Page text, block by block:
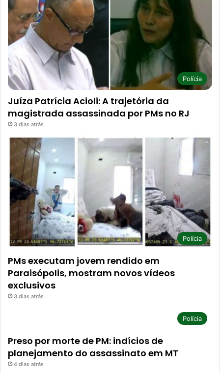
Polícia
Juíza Patrícia Acioli: A trajetória da
magistrada assassinada por PMs no RJ
3 dias atrás
Polícia
PMs executam jovem rendido em
Paraisópolis, mostram novos vídeos
exclusivos
3 dias atrás
Polícia
Preso por morte de PM: indícios de
planejamento do assassinato em MT
4 dias atrás